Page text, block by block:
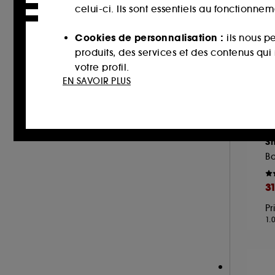
TATCHA (1)
YEPODA (5)
celui-ci. Ils sont essentiels au
Cookies de personnalisation : ils nous
produits, des services et des contenus
votre profil.
ils
Cookies de sécurisation des paiements
de votre prochaine visite sur le site sans
EN SAVOIR PLUS